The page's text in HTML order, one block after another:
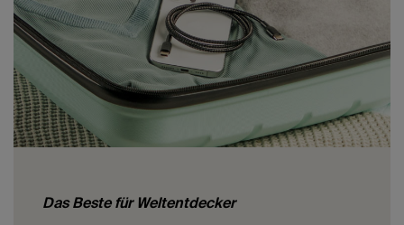
Das Beste für Weltentdecker